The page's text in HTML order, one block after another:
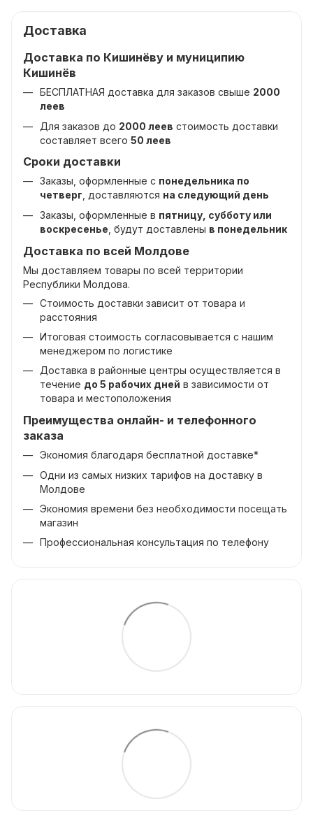
Доставка
Доставка по Кишинёву и муниципию
Кишинёв
БЕСПЛАТНАЯ доставка для заказов свыше 2000
леев
Для заказов до 2000 леев стоимость доставки
составляет всего 50 леев
Сроки доставки
Заказы, оформленные с понедельника по
четверг, доставляются на следующий день
Заказы, оформленные в пятницу, субботу или
воскресенье , будут доставлены в понедельник
Доставка по всей Молдове
Мы доставляем товары по всей территории
Республики Молдова.
Стоимость доставки зависит от товара и
расстояния
Итоговая стоимость согласовывается с нашим
менеджером по логистике
Доставка в районные центры осуществляется в
течение до 5 рабочих дней в зависимости от
товара и местоположения
Преимущества онлайн- и телефонного
заказа
Экономия благодаря бесплатной доставке*
Одни из самых низких тарифов на доставку в
Молдове
Экономия времени без необходимости посещать
магазин
Профессиональная консультация по телефону